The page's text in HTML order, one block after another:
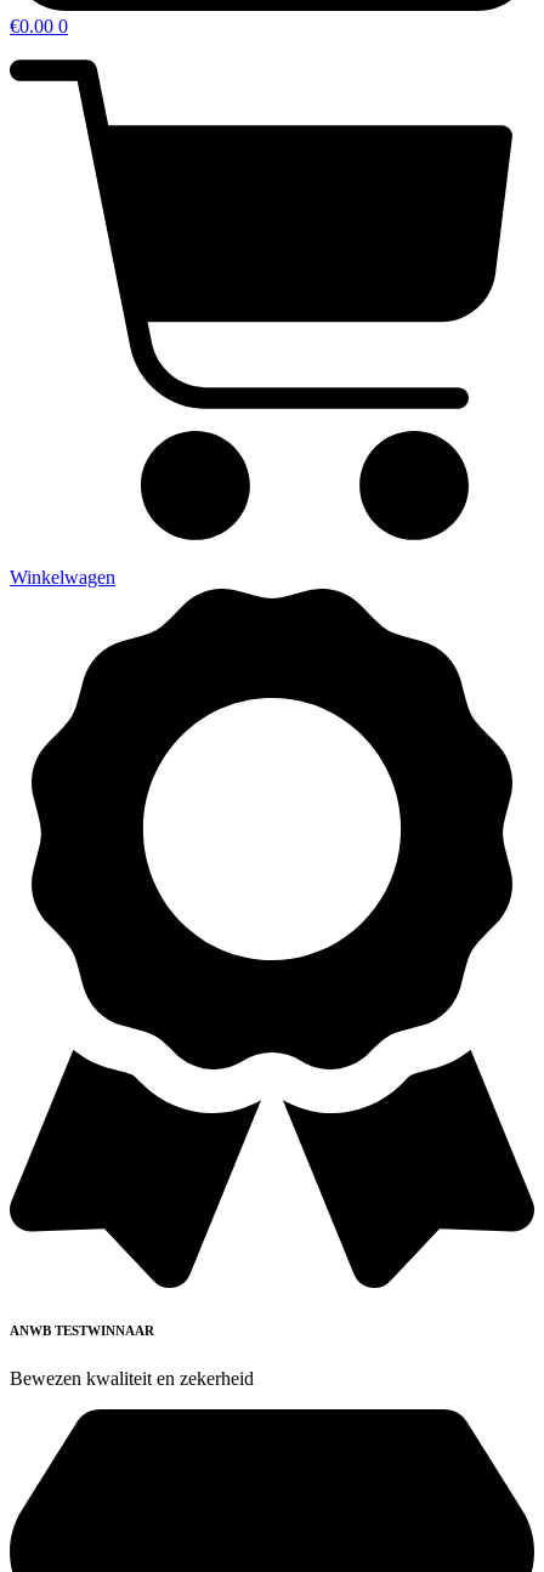
€0.00 0
Winkelwagen
ANWB TESTWINNAAR
Bewezen kwaliteit en zekerheid